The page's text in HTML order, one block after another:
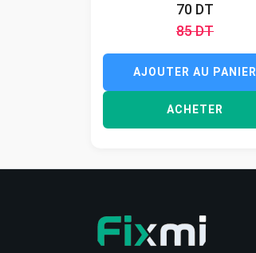
70 DT
85 DT
AJOUTER AU PANIER
ACHETER